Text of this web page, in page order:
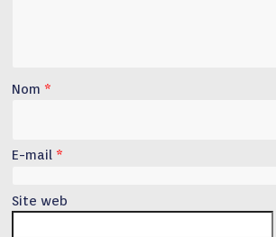
Nom *
E-mail *
Site web